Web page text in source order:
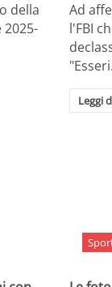
della
2025-
Ad
l'FBI
Leggi